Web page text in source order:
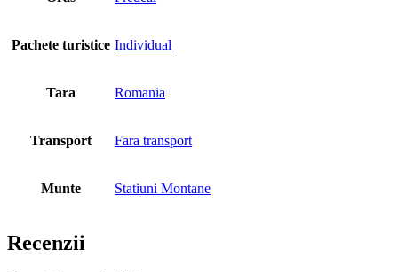
Pachete turistice Individual
Tara Romania
Transport Fara transport
Munte Statiuni Montane
Recenzii